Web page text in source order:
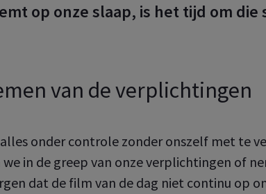
op onze slaap, is het tijd om die
van de verplichtingen
onder controle zonder onszelf met te
we in de greep van onze verplichtingen of
dat de film van de dag niet continu op